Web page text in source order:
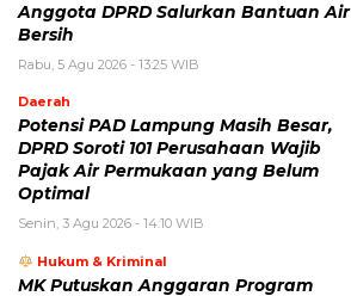
Anggota DPRD Salurkan Bantuan Air
Bersih
Rabu, 5 Agu 2026 - 13:25 WIB
Daerah
Potensi PAD Lampung Masih Besar,
DPRD Soroti 101 Perusahaan Wajib
Pajak Air Permukaan yang Belum
Optimal
Senin, 3 Agu 2026 - 14:10 WIB
Hukum & Kriminal
MK Putuskan Anggaran Program